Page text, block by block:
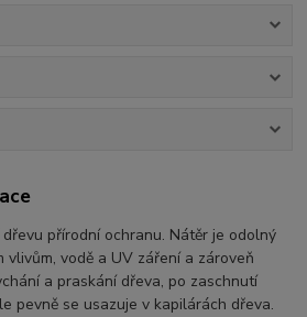
přírodní ochranu. Nátěr je odolný
vlivům, vodě a UV záření a zároveň
a praskání dřeva, po zaschnutí
pevně se usazuje v kapilárách dřeva.